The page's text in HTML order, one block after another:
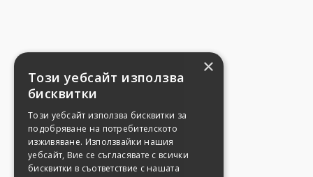
×
Този уебсайт използва
бисквитки
Този уебсайт използва бисквитки за
подобряване на потребителското
изживяване. Използвайки нашия
уебсайт, Вие се съгласявате с всички
бисквитки в съответствие с нашата